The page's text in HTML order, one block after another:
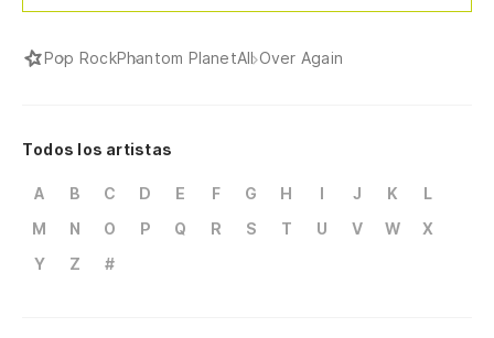
Pop RockPhantom PlanetAll Over Again
Todos los artistas
A B C D E F G H I J K
L
M
N O P Q R S T U V W
X
Y
Z #